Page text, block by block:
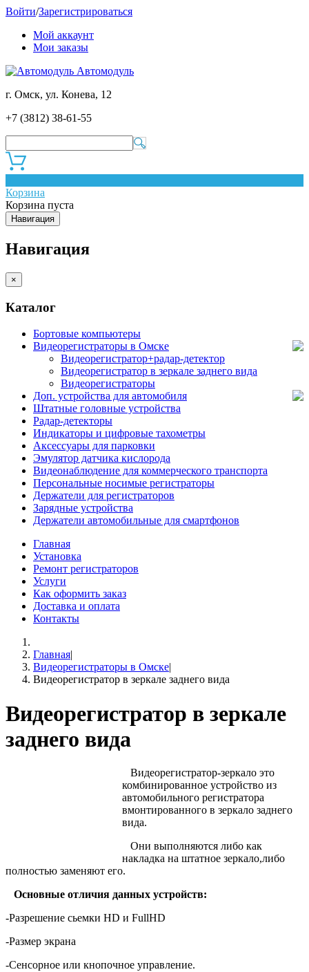
Войти/Зарегистрироваться
Мой аккаунт
Мои заказы
Автомодуль
г. Омск, ул. Конева, 12
+7 (3812) 38-61-55
Корзина
Корзина пуста
Навигация
Навигация
×
Каталог
Бортовые компьютеры
Видеорегистраторы в Омске
Видеорегистратор+радар-детектор
Видеорегистратор в зеркале заднего вида
Видеорегистраторы
Доп. устройства для автомобиля
Штатные головные устройства
Радар-детекторы
Индикаторы и цифровые тахометры
Аксессуары для парковки
Эмулятор датчика кислорода
Видеонаблюдение для коммерческого транспорта
Персональные носимые регистраторы
Держатели для регистраторов
Зарядные устройства
Держатели автомобильные для смартфонов
Главная
Установка
Ремонт регистраторов
Услуги
Как оформить заказ
Доставка и оплата
Контакты
Главная|
Видеорегистраторы в Омске|
Видеорегистратор в зеркале заднего вида
Видеорегистратор в зеркале
заднего вида
Видеорегистратор-зеркало это
комбинированное устройство из
автомобильного регистратора
вмонтированного в зеркало заднего
вида.
Они выполняются либо как
накладка на штатное зеркало,либо
полностью заменяют его.
Основные отличия данных устройств:
-Разрешение сьемки HD и FullHD
-Размер экрана
-Сенсорное или кнопочное управление.